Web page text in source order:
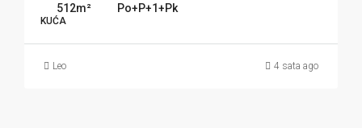
512m² Po+P+1+Pk
KUĆA
Leo 4 sata ago